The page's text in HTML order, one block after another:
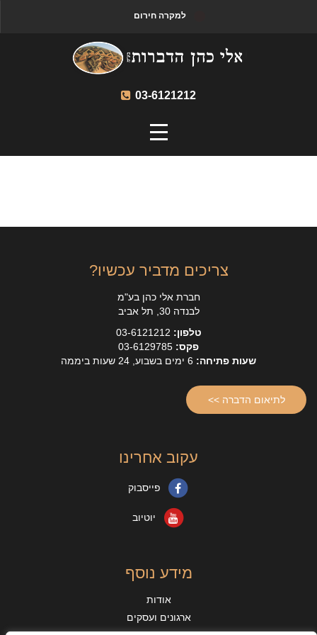
03-6121212
למקרה חירום
צריכים מדביר עכשיו?
חברת אלי כהן בע"מ
לבנדה 30, תל אביב
טלפון:
פקס:
שעות פתיחה:
לתיאום הדברה >>
עקוב אחרינו
פייסבוק
יוטיוב
מידע נוסף
אודות
ארגונים ועסקים